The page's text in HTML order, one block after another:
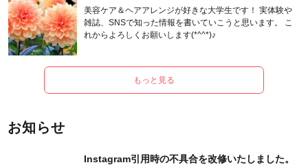
美容ケア＆ヘアアレンジが好きな大学生です！ 実体験や
雑誌、SNSで知った情報を書いていこうと思います。 こ
れからよろしくお願いします(*^^*)♪
もっと見る
お知らせ
Instagram引用時の不具合を改修いたしました。